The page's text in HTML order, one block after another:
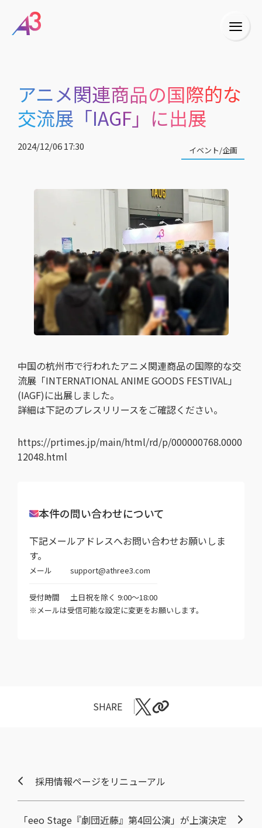
アニメ関連商品の国際的な
交流展「IAGF」に出展
2024/12/06 17:30 イベント/企画
中国の杭州市で行われたアニメ関連商品の国際的な交
流展「INTERNATIONAL ANIME GOODS FESTIVAL」
(IAGF)に出展しました。
詳細は下記のプレスリリースをご確認ください。
https://prtimes.jp/main/html/rd/p/000000768.0000
12048.html
本件の問い合わせについて
下記メールアドレスへお問い合わせお願いしま
す。
メール support@athree3.com
受付時間
土日祝を除く 9:00～18:00
※メールは受信可能な設定に変更をお願いします。
SHARE
採用情報ページをリニューアル
「eeo Stage『劇団近藤』第4回公演」が上演決定